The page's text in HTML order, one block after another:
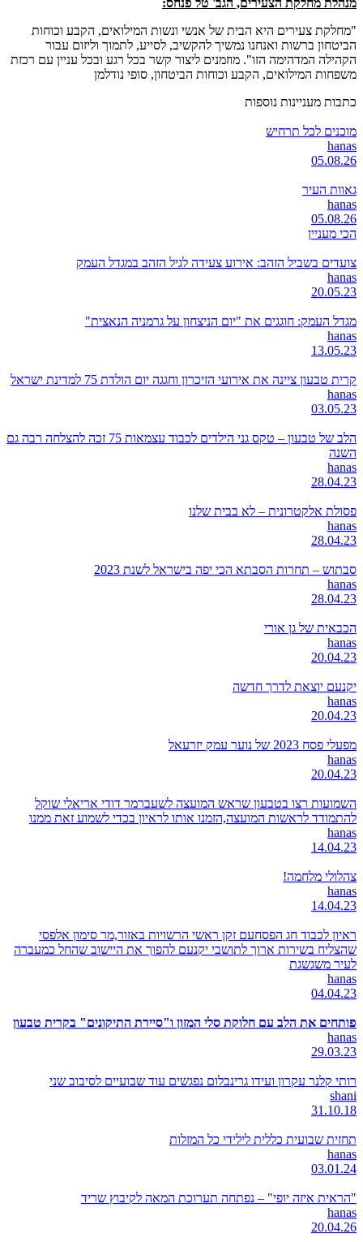
מנהלת מחלקת הצעירים, הגב' טל פנחס:
"מחלקת צעירים היא הבית של אנשי ונשות המילואים, הקבע וכוחות
הביטחון ברשות ואנחנו נמשיך להקשיב, לסייע, לתמוך וליזום עבור
הקהילה המדהימה הזו". מוזמנים ליצור קשר בכל רגע ובכל עניין עם רכזת
משפחות המילואים, הקבע וכוחות הביטחון, סופי נודלמן
כתבות מעניינות נוספות
מוכנים לכל תרחיש
hanas
05.08.26
גאוות העיר
hanas
05.08.26
הכי מעניין
צועדים בשביל הזהב: אירוע צעידה לגיל הזהב במגדל העמק
hanas
20.05.23
מגדל העמק: חוגגים את "יום הניצחון על גרמניה הנאצית"
hanas
13.05.23
קרית טבעון ציינה את אירועי הזיכרון וחגגה יום הולדת 75 למדינת ישראל
hanas
03.05.23
הלב של טבעון – טקס גני הילדים לכבוד עצמאות 75 זכה להצלחה רבה גם
השנה
hanas
28.04.23
פסולת אלקטרונית – לא בבית שלנו
hanas
28.04.23
סבתוש – תחרות הסבתא הכי יפה בישראל לשנת 2023
hanas
28.04.23
הכבאית של גן אורי
hanas
20.04.23
יקנעם יוצאת לדרך חדשה
hanas
20.04.23
מפעלי פסח 2023 של נוער עמק יזרעאל
hanas
20.04.23
השמועות רצו בטבעון שראש המועצה לשעברמר דודי אריאלי שוקל
להתמודד לראשות המועצה,הזמנו אותו לראיון בכדי לשמוע זאת ממנו
hanas
14.04.23
צהלולי מלחמה!
hanas
14.04.23
ראיון לכבוד חג הפסחעם זקן ראשי הרשויות באזור,מר סימון אלפסי
שהצליח בשירות ארוך לתושבי יקנעם להפוך את היישוב שהחל כמעברה
לעיר משגשגת
hanas
04.04.23
פותחים את הלב עם חלוקת סלי המזון ו"סיירת התיקונים" בקרית טבעון
hanas
29.03.23
רותי קלנר עקרון ועידו גרינבלום נפגשים עוד שבועיים לסיבוב שני
shani
31.10.18
תחזית שבועית כללית לילידי כל המזלות
hanas
03.01.24
"הראית איזה יופי" – נפתחה תערוכת המאה לקיבוץ שריד
hanas
20.04.26